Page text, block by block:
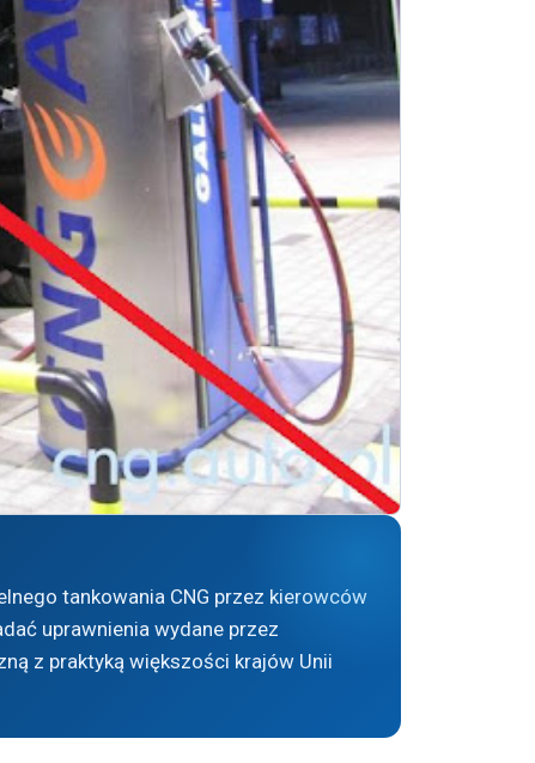
tankowania CNG przez kierowców
uprawnienia wydane przez
z praktyką większości krajów Unii